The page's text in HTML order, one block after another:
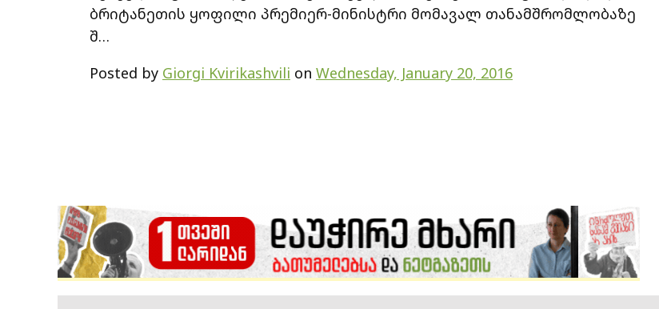
ბრიტანეთის ყოფილი პრემიერ-მინისტრი მომავალ თანამშრომლობაზე
შ…
Posted by Giorgi Kvirikashvili on Wednesday, January 20, 2016